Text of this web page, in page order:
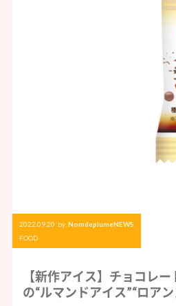
2022.09.20 by NomdeplumeNEWS
FOOD
【新作アイス】チョコレ
の“ルマンドアイス”“ロア